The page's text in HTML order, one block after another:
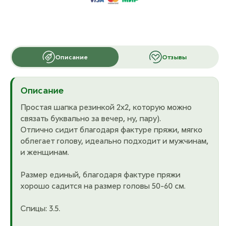
Описание Отзывы
Описание
Простая шапка резинкой 2х2, которую можно
связать буквально за вечер, ну, пару).
Отлично сидит благодаря фактуре пряжи, мягко
облегает голову, идеально подходит и мужчинам,
и женщинам.
Размер единый, благодаря фактуре пряжи
хорошо садится на размер головы 50-60 см.
Спицы: 3.5.